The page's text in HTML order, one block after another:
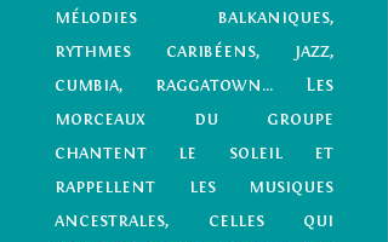
mélodies balkaniques,
rythmes caribéens, jazz,
cumbia, raggatown... Les
morceaux du groupe
chantent le soleil et
rappellent les musiques
ancestrales, celles qui